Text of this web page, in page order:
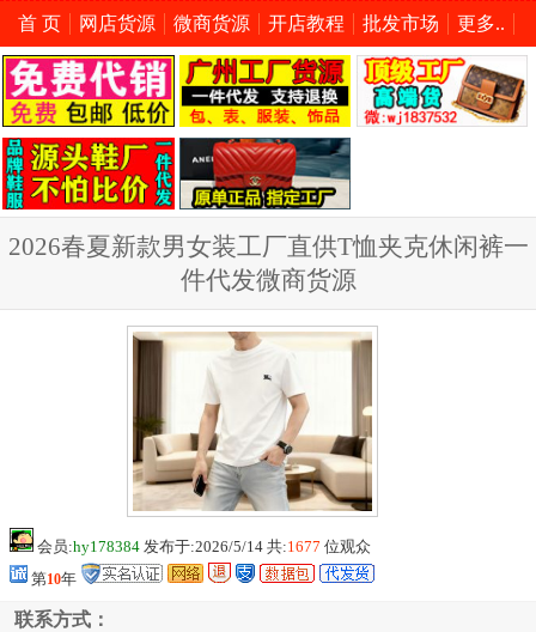
首 页 网店货源 微商货源 开店教程 批发市场 更多..
2026春夏新款男女装工厂直供T恤夹克休闲裤一
件代发微商货源
会员:hy178384 发布于:2026/5/14 共:1677 位观众
第10年
联系方式：